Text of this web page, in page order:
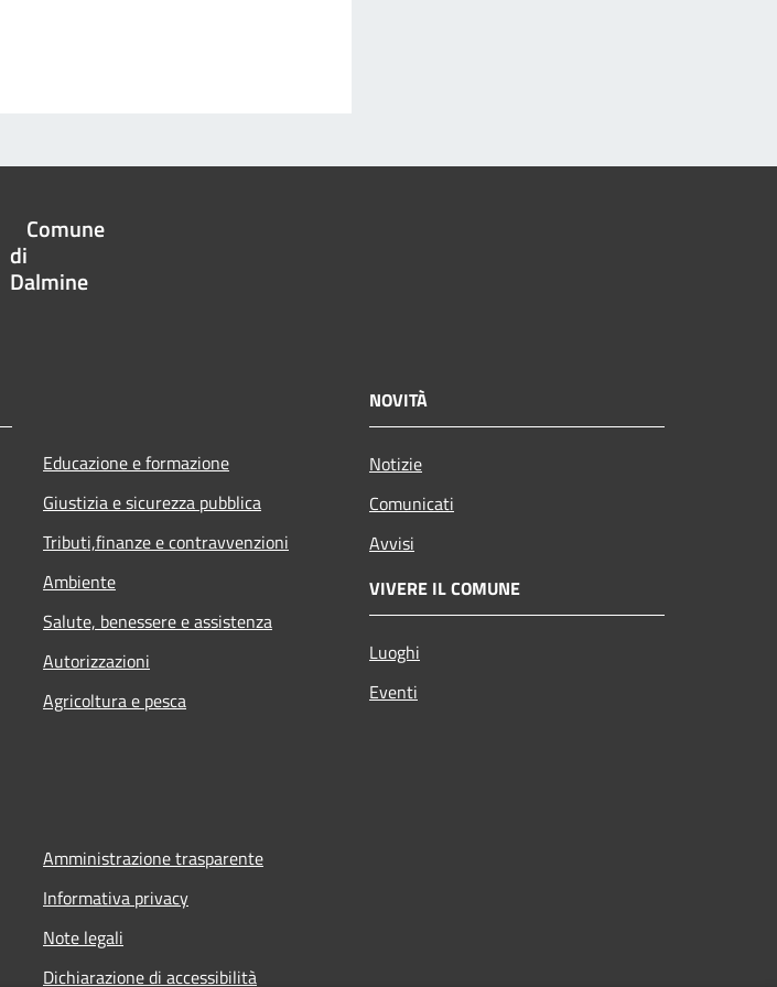
Comune
di
Dalmine
Educazione e formazione
Giustizia e sicurezza pubblica
Tributi,finanze e contravvenzioni
Ambiente
Salute, benessere e assistenza
Autorizzazioni
Agricoltura e pesca
NOVITÀ
Notizie
Comunicati
Avvisi
VIVERE IL COMUNE
Luoghi
Eventi
Amministrazione trasparente
Informativa privacy
Note legali
Dichiarazione di accessibilità